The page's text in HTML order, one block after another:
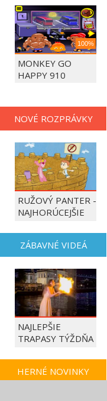
100%
MONKEY GO
HAPPY 910
NOVÉ ROZPRÁVKY
RUŽOVÝ PANTER -
NAJHORÚCEJŠIE
ZÁBAVNÉ VIDEÁ
NAJLEPŠIE
TRAPASY TÝŽDŇA
HERNÉ NOVINKY